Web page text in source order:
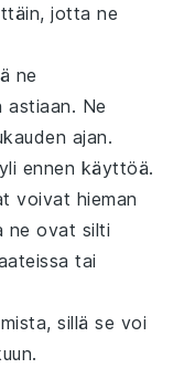
jotta ne
ne
astiaan. Ne
ajan.
ennen käyttöä.
voivat hieman
ne ovat silti
tai
sillä se voi